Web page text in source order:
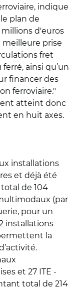
indique
plan de
d'euros
meilleure prise
fret
ainsi qu’un
financer des
ferroviaire."
atteint donc
en huit axes.
installations
et déjà été
de 104
(par
pour un
installations
la
et 27 ITE -
total de 214